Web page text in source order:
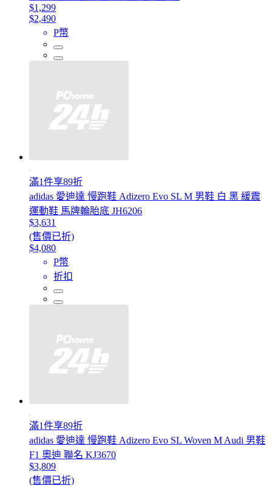
$1,299
$2,490
P幣
滿1件享89折
adidas 愛迪達 慢跑鞋 Adizero Evo SL M 男鞋 白 黑 緩震
運動鞋 馬牌輪胎底 JH6206
$3,631
(售價已折)
$4,080
P幣
折扣
滿1件享89折
adidas 愛迪達 慢跑鞋 Adizero Evo SL Woven M Audi 男鞋
F1 奧迪 聯名 KJ3670
$3,809
(售價已折)